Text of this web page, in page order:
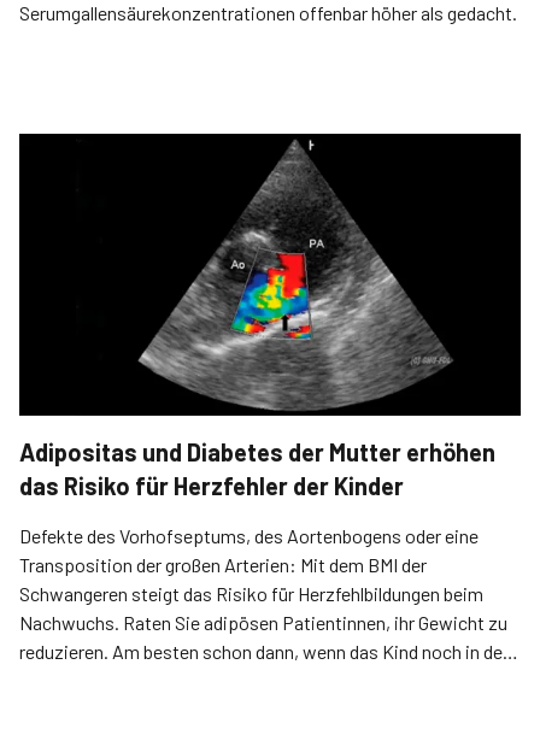
Serumgallensäurekonzentrationen offenbar höher als gedacht.
Adipositas und Diabetes der Mutter erhöhen
das Risiko für Herzfehler der Kinder
Defekte des Vorhofseptums, des Aorten­bogens oder eine
Transposition der großen Arterien: Mit dem BMI der
Schwangeren steigt das Risiko für Herzfehlbildungen beim
Nachwuchs. Raten Sie adipösen Patientinnen, ihr Gewicht zu
reduzieren. Am besten schon dann, wenn das Kind noch in der